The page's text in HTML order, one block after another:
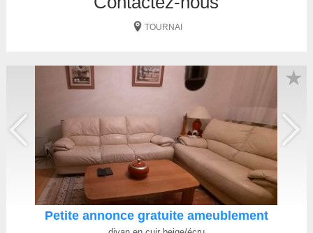
TOURNAI
Petite annonce gratuite ameublement
★